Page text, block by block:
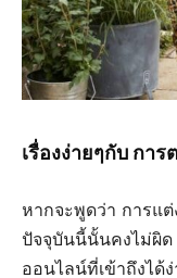
เรื่องง่ายๆกับ กา
หากจะพูดว่า การแต่
ปัจจุบันนี้นั้นคงไม่ผิด
ออนไลน์ที่เข้าถึงได้